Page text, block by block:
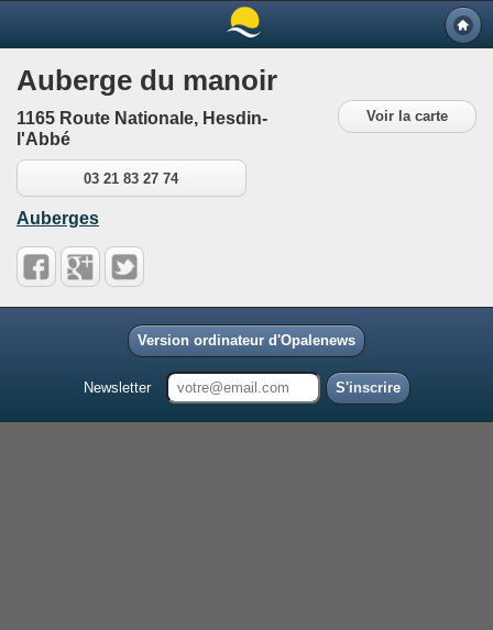
Auberge du manoir
Voir la carte
1165 Route Nationale, Hesdin-
l'Abbé
03 21 83 27 74
Auberges
Version ordinateur d'Opalenews
Newsletter S'inscrire